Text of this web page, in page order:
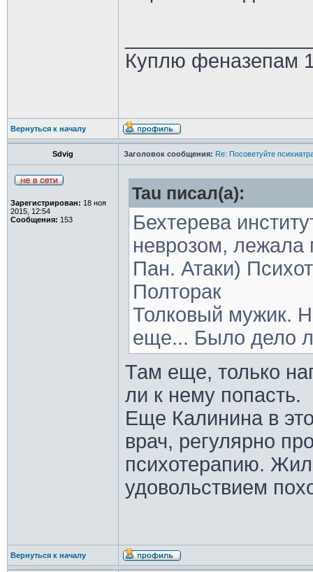
Куплю феназепам
Вернуться к началу
Sdvig Заголовок сообщения: Re: Посоветуйте
Зарегистрирован: 18 ноя
2015, 12:54
Сообщения: 153
Tau писал(а):
Бехтерева
неврозом, лежала
Пан. Атаки)
Полторак
Толковый мужик.
еще... Было дело
Там еще, только
ли к нему попасть.
Еще Калинина в
врач, регулярно
психотерапию.
удовольствием
Вернуться к началу